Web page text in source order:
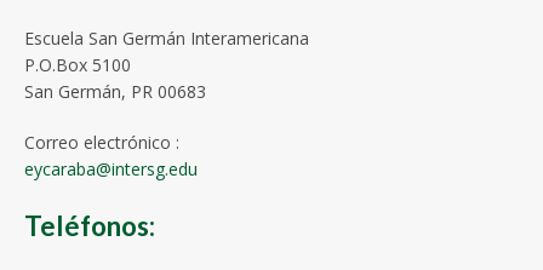
Escuela San Germán Interamericana
P.O.Box 5100
San Germán, PR 00683
Correo electrónico :
eycaraba@intersg.edu
Teléfonos: